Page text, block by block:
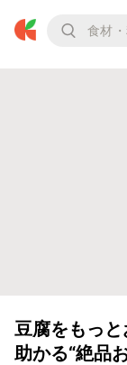
豆腐をもっ
助かる“絶品